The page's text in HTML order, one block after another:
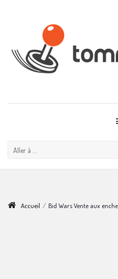
Aller à ...
Accueil / Bid Wars Vente aux